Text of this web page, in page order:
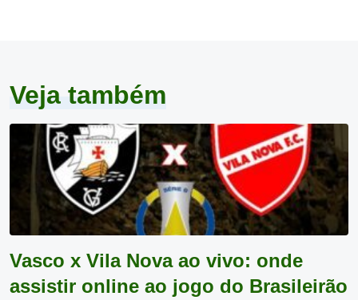
Veja também
Vasco x Vila Nova ao vivo: onde
assistir online ao jogo do Brasileirão